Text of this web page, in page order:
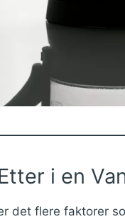
i en
det flere faktorer